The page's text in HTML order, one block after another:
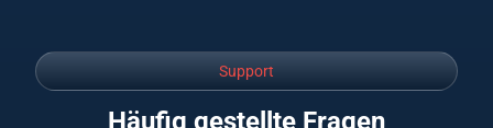
Support
Häufig gestellte Fragen